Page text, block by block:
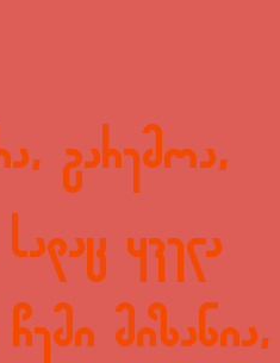
გარემოა,
ყველა
მიზანია,